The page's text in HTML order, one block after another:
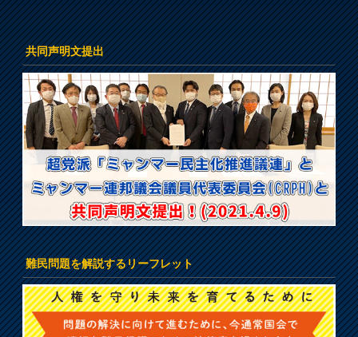
共同声明文提出
難民問題を解説するリーフレット